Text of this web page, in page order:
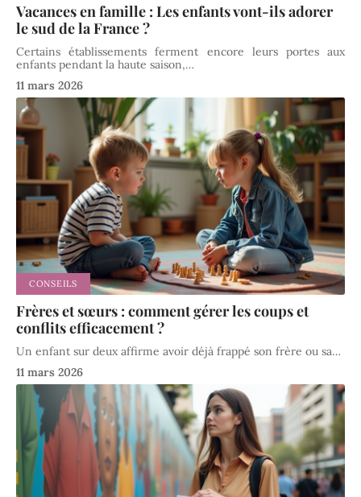
Vacances en famille : Les enfants vont-ils adorer
le sud de la France ?
Certains établissements ferment encore leurs portes aux
enfants pendant la haute saison,…
11 mars 2026
CONSEILS
Frères et sœurs : comment gérer les coups et
conflits efficacement ?
Un enfant sur deux affirme avoir déjà frappé son frère ou sa…
11 mars 2026